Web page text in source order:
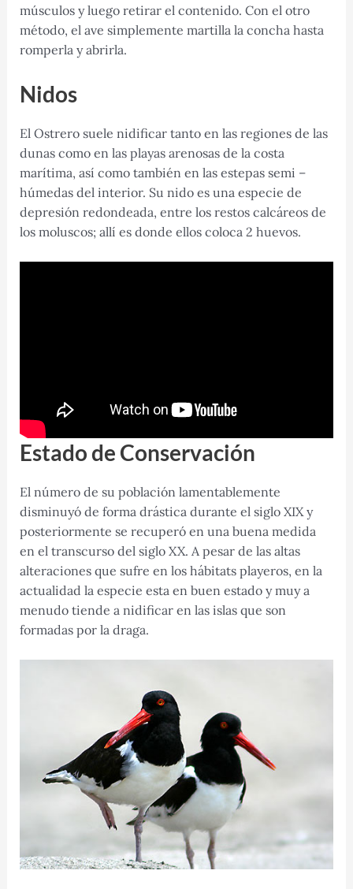
músculos y luego retirar el contenido. Con el otro
método, el ave simplemente martilla la concha hasta
romperla y abrirla.
Nidos
El Ostrero suele nidificar tanto en las regiones de las
dunas como en las playas arenosas de la costa
marítima, así como también en las estepas semi –
húmedas del interior. Su nido es una especie de
depresión redondeada, entre los restos calcáreos de
los moluscos; allí es donde ellos coloca 2 huevos.
Estado de Conservación
El número de su población lamentablemente
disminuyó de forma drástica durante el siglo XIX y
posteriormente se recuperó en una buena medida
en el transcurso del siglo XX. A pesar de las altas
alteraciones que sufre en los hábitats playeros, en la
actualidad la especie esta en buen estado y muy a
menudo tiende a nidificar en las islas que son
formadas por la draga.